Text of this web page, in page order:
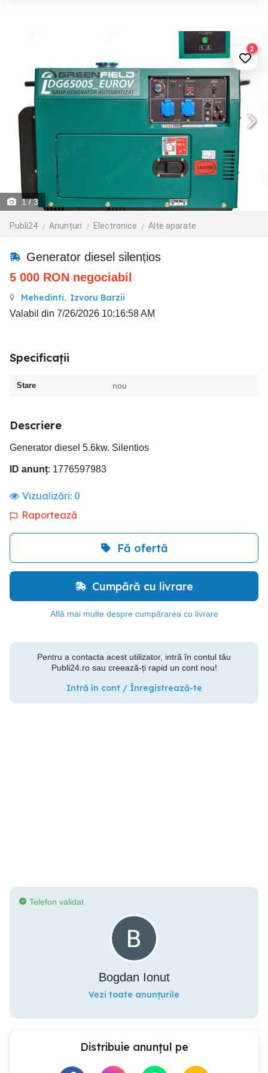
1/ 3
Publi24 Anunțuri Electronice Alte aparate
2
Generator diesel silențios
5 000 RON negociabil
Mehedinti, Izvoru Barzii
Valabil din 7/26/2026 10:16:58 AM
Specificații
Stare nou
Descriere
Generator diesel 5.6kw. Silentios
ID anunț: 1776597983
Vizualizări: 0
Raportează
Fă ofertă
Cumpără cu livrare
Află mai multe despre cumpărarea cu livrare
Pentru a contacta acest utilizator, intră în contul tău
Publi24.ro sau creează-ți rapid un cont nou!
Intră în cont / Înregistrează-te
Telefon validat
Bogdan Ionut
Vezi toate anunțurile
Distribuie anunțul pe